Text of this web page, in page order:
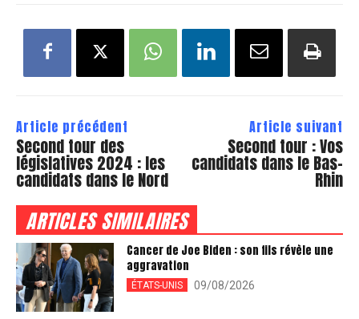
Article précédent
Second tour des
législatives 2024 : les
candidats dans le Nord
Article suivant
Second tour : Vos
candidats dans le Bas-
Rhin
ARTICLES SIMILAIRES
Cancer de Joe Biden : son fils révèle une
aggravation
ÉTATS-UNIS 09/08/2026